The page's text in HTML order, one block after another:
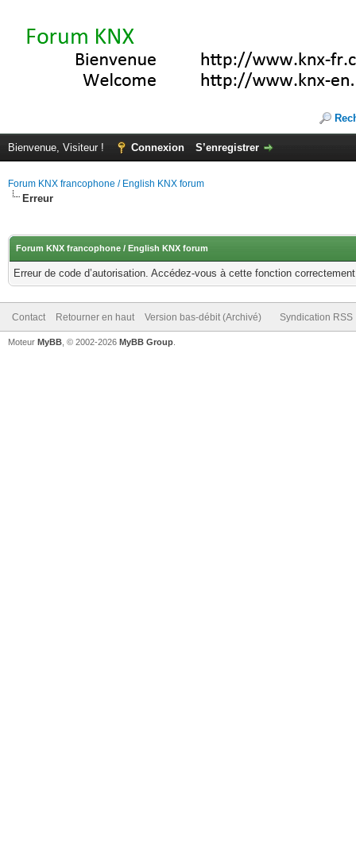
Bienvenue, Visiteur ! Connexion S’enregistrer
Forum KNX francophone / English KNX forum
Erreur
Forum KNX francophone / English KNX forum
Erreur de code d’autorisation. Accédez-vous à cette fonction
Contact Retourner en haut Version bas-débit (Archivé) Syndication RSS
Moteur MyBB , © 2002-2026 MyBB Group